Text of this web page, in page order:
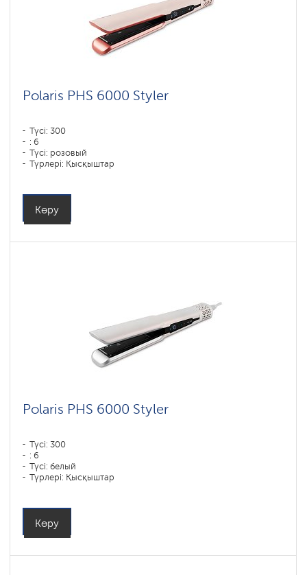
Polaris PHS 6000 Styler
Түсі: 300
: 6
Түсі: розовый
Түрлері: Қысқыштар
Көру
Polaris PHS 6000 Styler
Түсі: 300
: 6
Түсі: белый
Түрлері: Қысқыштар
Көру